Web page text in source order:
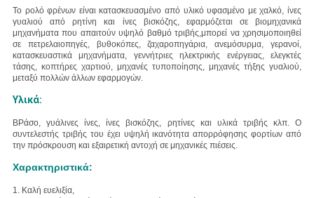
Το ρολό φρένων είναι κατασκευασμένο από υλικό υφασμένο με χαλκό, ίνες
γυαλιού από ρητίνη και ίνες βισκόζης, εφαρμόζεται σε βιομηχανικά
μηχανήματα που απαιτούν υψηλό βαθμό τριβής,μπορεί να χρησιμοποιηθεί
σε πετρελαιοπηγές, βυθοκόπες, ζαχαροπηγάρια, ανεμόσυρμα, γερανοί,
κατασκευαστικά μηχανήματα, γεννήτριες ηλεκτρικής ενέργειας, ελεγκτές
τάσης, κοπτήρες χαρτιού, μηχανές τυποποίησης, μηχανές τήξης γυαλιού,
μεταξύ πολλών άλλων εφαρμογών.
Υλικά:
ΒΡάσο, γυάλινες ίνες, ίνες βισκόζης, ρητίνες και υλικά τριβής κλπ. Ο
συντελεστής τριβής του έχει υψηλή ικανότητα απορρόφησης φορτίων από
την πρόσκρουση και εξαιρετική αντοχή σε μηχανικές πιέσεις.
Χαρακτηριστικά:
1. Καλή ευελιξία,